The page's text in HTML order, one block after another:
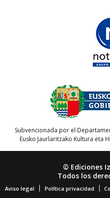
Subvencionada por el
Eusko Jaurlaritzako Kultura eta
© Ediciones
Todos los
Aviso legal Política privacidad